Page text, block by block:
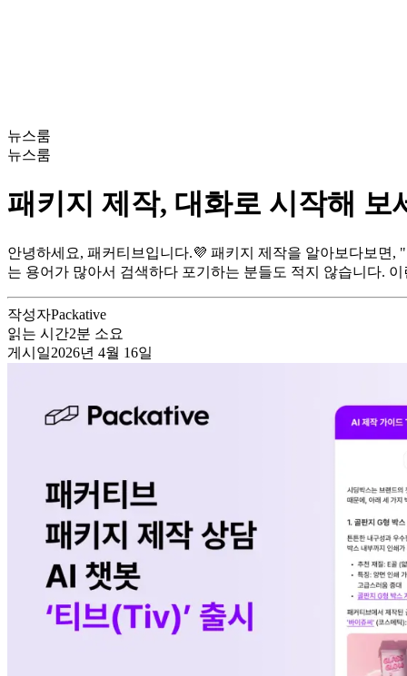
뉴스룸
뉴스룸
패키지 제작, 대화로 시작해
안녕하세요, 패커티브입니다.💜 패키지 제작을 알아보다보면
는 용어가 많아서 검색하다 포기하는 분들도 적지 않습니다.
작성자Packative
읽는 시간2분 소요
게시일2026년 4월 16일